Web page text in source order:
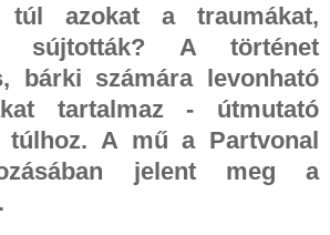
túl azokat a traumákat,
sújtották? A történet
bárki számára levonható
tartalmaz - útmutató
túlhoz. A mű a Partvonal
jelent meg a